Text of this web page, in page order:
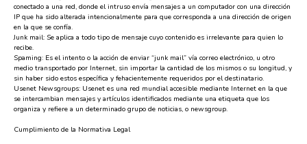
conectado a una red, donde el intruso envía mensajes a un computador con una dirección
IP que ha sido alterada intencionalmente para que corresponda a una dirección de origen
en la que se confía.
Junk mail: Se aplica a todo tipo de mensaje cuyo contenido es irrelevante para quien lo
recibe.
Spaming: Es el intento o la acción de enviar “junk mail” vía correo electrónico, u otro
medio transportado por Internet, sin importar la cantidad de los mismos o su longitud, y
sin haber sido estos específica y fehacientemente requeridos por el destinatario.
Usenet Newsgroups: Usenet es una red mundial accesible mediante Internet en la que
se intercambian mensajes y artículos identificados mediante una etiqueta que los
organiza y refiere a un determinado grupo de noticias, o newsgroup.
Cumplimiento de la Normativa Legal